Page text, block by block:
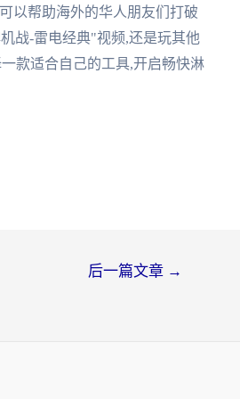
以帮助海外的华人朋友们打破
战-雷电经典"视频,还是玩其他
款适合自己的工具,开启畅快淋
后一篇文章 →